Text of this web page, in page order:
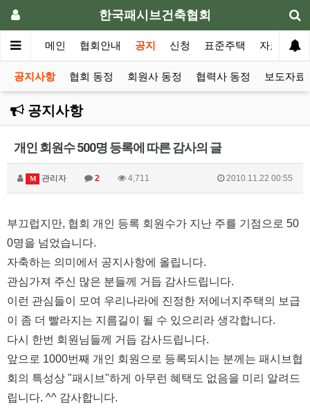
한국패시브건축협회
메인 협회안내 공지 신청 표준주택 자료실
공지사항 협회 동정 회원사 동정 협력사 동정 보도자료
공지사항
개인 회원수 500명 등록에 따른 감사의 글
M 관리자 2 4,711 2010.11.22 00:55
부끄럽지만, 협회 개인 등록 회원수가 지난 주를 기점으로 50
0명을 넘었습니다.
자축하는 의미에서 공지사항에 올립니다.
관심가져 주신 많은 분들께 거듭 감사드립니다.
이런 관심들이 모여 우리나라에 진정한 저에너지주택의 보급
이 좀 더 빨라지는 지름길이 될 수 있으리라 생각합니다.
다시 한번 회원님들께 거듭 감사드립니다.
앞으로 1000번째 개인 회원으로 등록되시는 분께는 패시브협
회의 특성상 "패시브"하게 아무런 혜택도 없음을 미리 알려드
립니다. ^^ 감사합니다.